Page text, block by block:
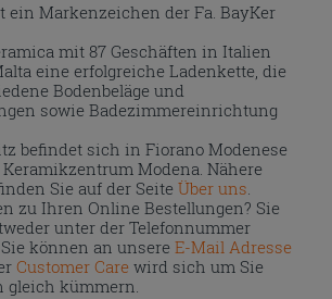
ein Markenzeichen der Fa. BayKer
mit 87 Geschäften in Italien
eine erfolgreiche Ladenkette, die
Bodenbeläge und
sowie Badezimmereinrichtung
befindet sich in Fiorano Modenese
Modena. Nähere
Sie auf der Seite Über uns.
zu Ihren Online Bestellungen? Sie
unter der Telefonnummer
können an unsereE-Mail Adresse
Customer Care wird sich um Sie
gleich kümmern.